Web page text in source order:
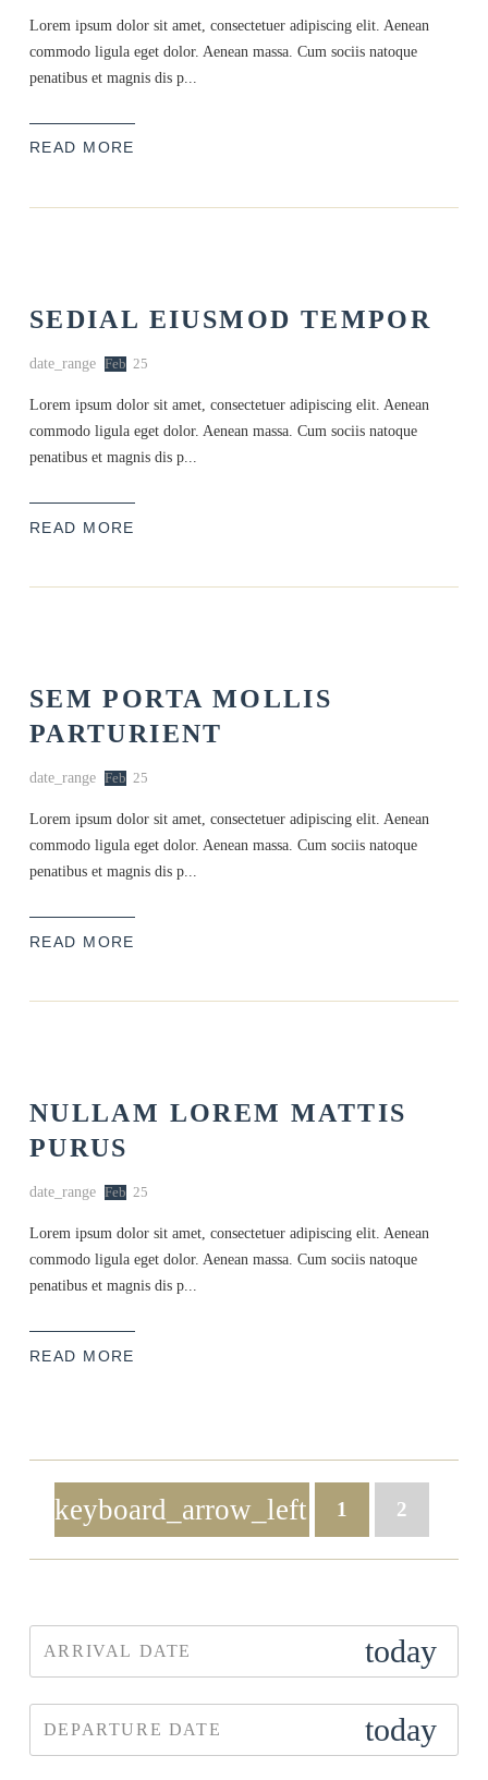
Lorem ipsum dolor sit amet, consectetuer adipiscing elit. Aenean
commodo ligula eget dolor. Aenean massa. Cum sociis natoque
penatibus et magnis dis p...
READ MORE
SEDIAL EIUSMOD TEMPOR
date_range Feb 25
Lorem ipsum dolor sit amet, consectetuer adipiscing elit. Aenean
commodo ligula eget dolor. Aenean massa. Cum sociis natoque
penatibus et magnis dis p...
READ MORE
SEM PORTA MOLLIS
PARTURIENT
date_range Feb 25
Lorem ipsum dolor sit amet, consectetuer adipiscing elit. Aenean
commodo ligula eget dolor. Aenean massa. Cum sociis natoque
penatibus et magnis dis p...
READ MORE
NULLAM LOREM MATTIS
PURUS
date_range Feb 25
Lorem ipsum dolor sit amet, consectetuer adipiscing elit. Aenean
commodo ligula eget dolor. Aenean massa. Cum sociis natoque
penatibus et magnis dis p...
READ MORE
keyboard_arrow_left 1 2